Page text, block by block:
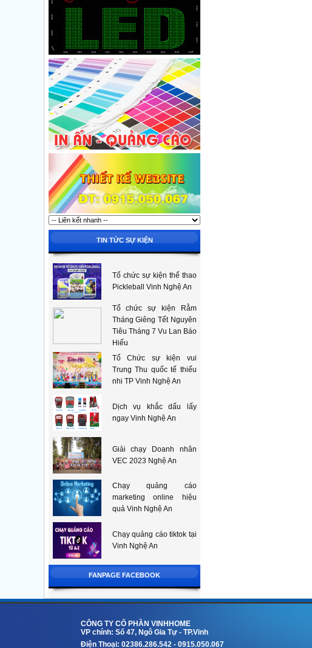
TIN TỨC SỰ KIỆN
Tổ chức sự kiện thể thao
Pickleball Vinh Nghệ An
Tổ chức sự kiện Rằm
Tháng Giêng Tết Nguyên
Tiêu Tháng 7 Vu Lan Báo
Hiếu
Tổ Chức sự kiện vui
Trung Thu quốc tế thiếu
nhi TP Vinh Nghệ An
Dịch vụ khắc dấu lấy
ngay Vinh Nghệ An
Giải chạy Doanh nhân
VEC 2023 Nghệ An
Chạy quảng cáo
marketing online hiệu
quả Vinh Nghệ An
Chạy quảng cáo tiktok tại
Vinh Nghệ An
FANPAGE FACEBOOK
CÔNG TY CỔ PHẦN VINHHOME
VP chính: Số 47, Ngô Gia Tự - TP.Vinh
Điện Thoại: 02386.286.542 - 0915.050.067